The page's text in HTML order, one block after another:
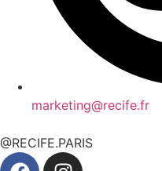
marketing@recife.fr
@RECIFE.PARIS